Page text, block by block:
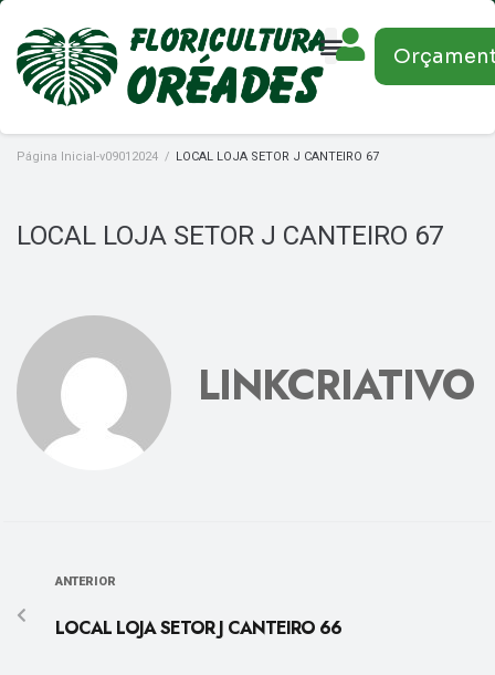
Página Inicial-v09012024 / LOCAL LOJA SETOR J CANTEIRO 67
LOCAL LOJA SETOR J CANTEIRO 67
LINKCRIATIVO
ANTERIOR
LOCAL LOJA SETOR J CANTEIRO 66